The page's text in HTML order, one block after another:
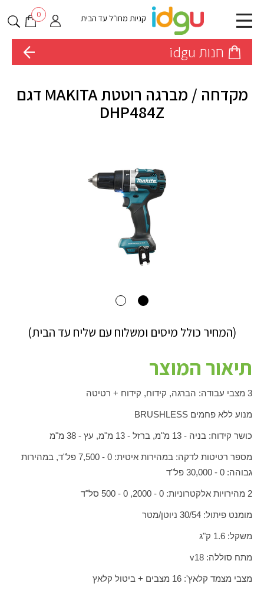
קניות מחו״ל עד הבית 0
חנות idgu
מקדחה / מברגה רוטטת MAKITA דגם
DHP484Z
(המחיר כולל מיסים ומשלוח עם שליח עד הבית)
תיאור המוצר
3 מצבי עבודה: הברגה, קידוח, קידוח + רטיטה
מנוע ללא פחמים BRUSHLESS
כושר קידוח: בניה - 13 מ"מ, ברזל - 13 מ"מ, עץ - 38 מ"מ
מספר רטיטות לדקה: במהירות איטית: 0 - 7,500 פל"ד, במהירות
גבוהה: 0 - 30,000 פל"ד
2 מהירויות אלקטרוניות: 0 - 2000, 0 - 500 סל"ד
מומנט פיתול: 30/54 ניוטן/מטר
משקל: 1.6 ק"ג
מתח סוללה: 18 v
מצבי מצמד קלאץ': 16 מצבים + ביטול קלאץ